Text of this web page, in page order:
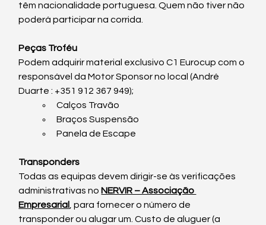
têm nacionalidade portuguesa. Quem não tiver não
poderá participar na corrida.
Peças Troféu
Podem adquirir material exclusivo C1 Eurocup com o
responsável da Motor Sponsor no local (André
Duarte : +351 912 367 949);
Calços Travão
Braços Suspensão
Panela de Escape
Transponders
Todas as equipas devem dirigir-se às verificações
administrativas no NERVIR – Associação
Empresarial
, para fornecer o número de
transponder ou alugar um. Custo de aluguer (a